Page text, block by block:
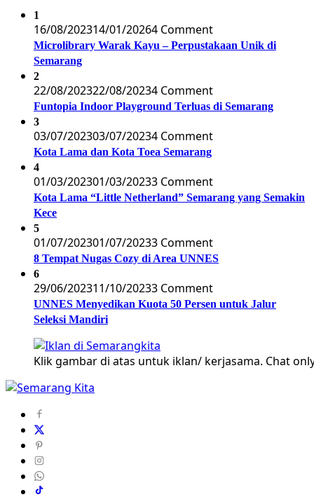
1
16/08/202314/01/20264 Comment
Microlibrary Warak Kayu – Perpustakaan Unik di
Semarang
2
22/08/202322/08/20234 Comment
Funtopia Indoor Playground Terluas di Semarang
3
03/07/202303/07/20234 Comment
Kota Lama dan Kota Toea Semarang
4
01/03/202301/03/20233 Comment
Kota Lama “Little Netherland” Semarang yang Semakin
Kece
5
01/07/202301/07/20233 Comment
8 Tempat Nugas Cozy di Area UNNES
6
29/06/202311/10/20233 Comment
UNNES Menyedikan Kuota 50 Persen untuk Jalur
Seleksi Mandiri
Klik gambar di atas untuk iklan/ kerjasama. Chat